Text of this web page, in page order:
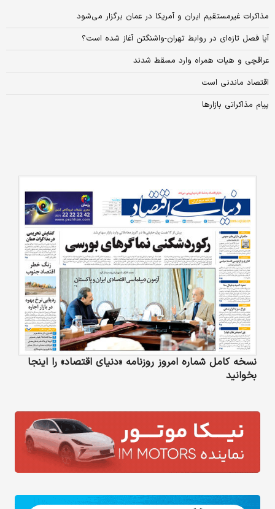
مذاکرات غیرمستقیم ایران و آمریکا در عمان برگزار می‌شود
آیا فصل تازه‌ای در روابط تهران-واشنگتن آغاز شده است؟
عراقچی و هیات همراه وارد مسقط شدند
اقتصاد ماندنی است
پیام مذاکراتی بازارها
نسخه کامل شماره امروز روزنامه «دنیای‌ اقتصاد» را اینجا
بخوانید